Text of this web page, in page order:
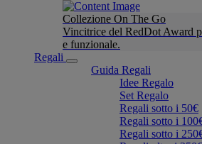
Collezione On The Go
Vincitrice del RedDot Award
e funzionale.
Regali
Guida Regali
Idee Regalo
Set Regalo
Regali sotto i 50€
Regali sotto i
Regali sotto i